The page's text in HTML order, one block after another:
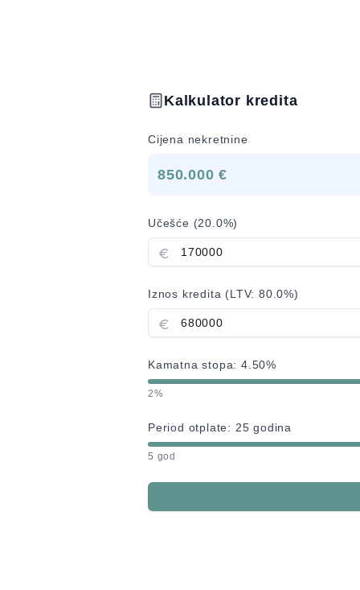
Kalkulator kredita
Cijena nekretnine
850.000 €
Učešće (20.0%)
Iznos kredita (LTV:80.0%)
Kamatna stopa:4.50%
2%
Period otplate: 25 godina
5 god